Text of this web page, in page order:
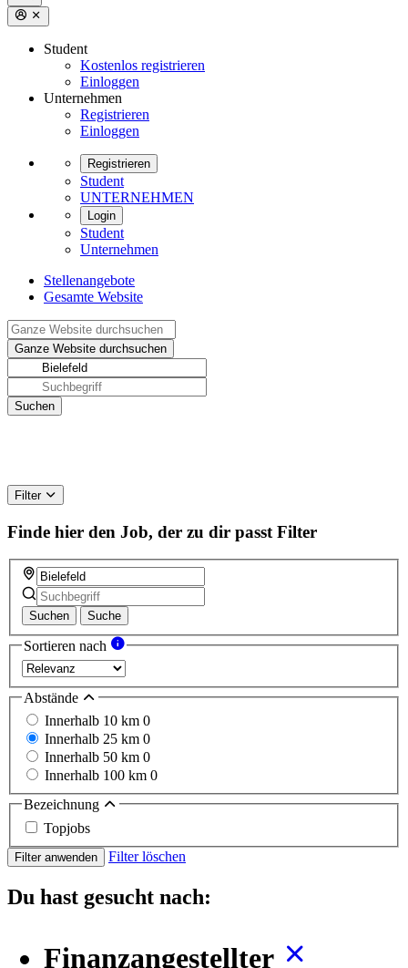
Student
Kostenlos registrieren
Einloggen
Unternehmen
Registrieren
Einloggen
Registrieren
Student
UNTERNEHMEN
Login
Student
Unternehmen
Stellenangebote
Gesamte Website
Filter
Finde hier den Job, der zu dir passt Filter
Suchen Suche
Sortieren nach
Abstände
Innerhalb 10 km 0
Innerhalb 25 km 0
Innerhalb 50 km 0
Innerhalb 100 km 0
Bezeichnung
Topjobs
Filter anwenden Filter löschen
Du hast gesucht nach:
Finanzangestellter